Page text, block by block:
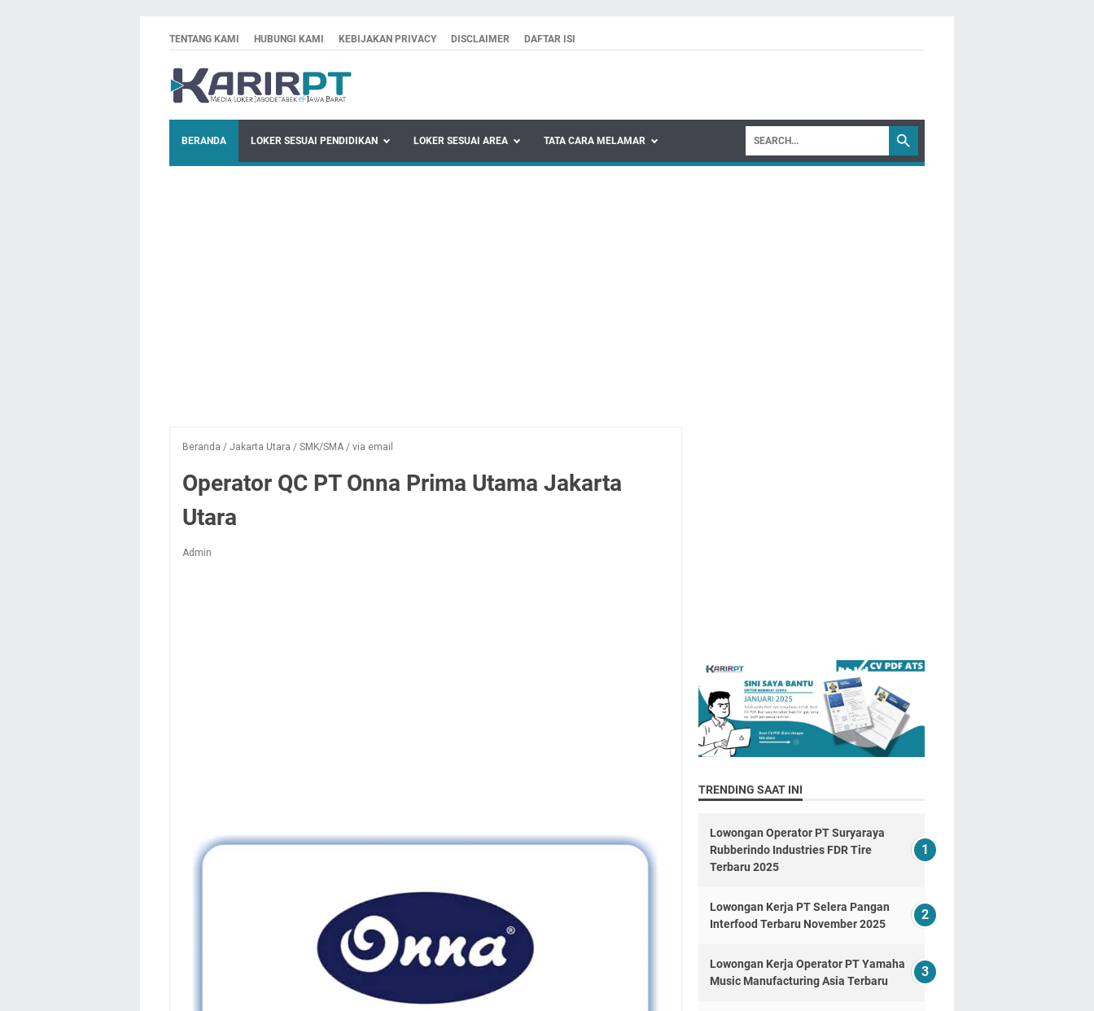
TENTANG KAMI HUBUNGI KAMI KEBIJAKAN PRIVACY DISCLAIMER DAFTAR ISI
BERANDA LOKER SESUAI PENDIDIKAN LOKER SESUAI AREA TATA CARA MELAMAR
Beranda / Jakarta Utara / SMK/SMA / via email
Operator QC PT Onna Prima Utama Jakarta
Utara
Admin
TRENDING SAAT INI
Lowongan Operator PT Suryaraya
Rubberindo Industries FDR Tire
Terbaru 2025
Lowongan Kerja PT Selera Pangan
Interfood Terbaru November 2025
Lowongan Kerja Operator PT Yamaha
Music Manufacturing Asia Terbaru